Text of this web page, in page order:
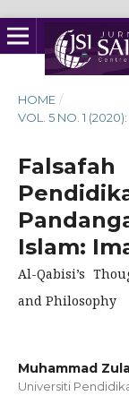
HOME /
VOL. 5 NO. 1
Islam:
Al-Qabisi’s
and Philosophy
Muhammad
Universiti